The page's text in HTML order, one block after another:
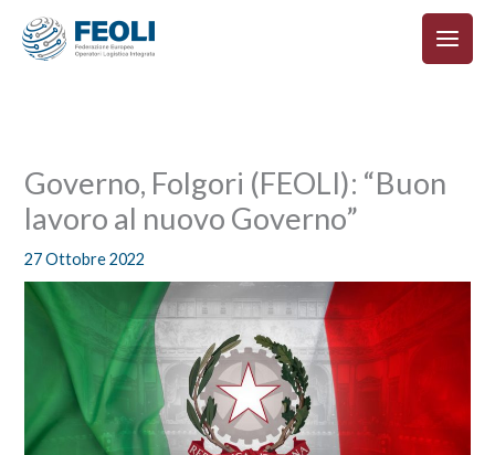
contenuto
Governo, Folgori (FEOLI): “Buon
lavoro al nuovo Governo”
27 Ottobre 2022